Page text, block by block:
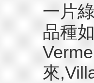
一片
品種
來